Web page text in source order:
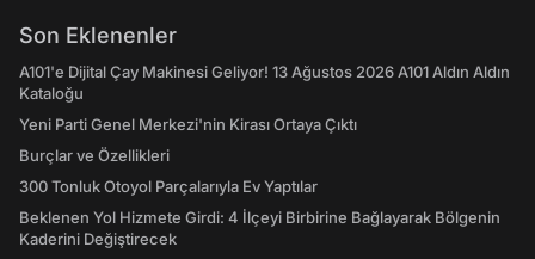
Son Eklenenler
A101'e Dijital Çay Makinesi Geliyor! 13 Ağustos 2026 A101 Aldın Aldın
Kataloğu
Yeni Parti Genel Merkezi'nin Kirası Ortaya Çıktı
Burçlar ve Özellikleri
300 Tonluk Otoyol Parçalarıyla Ev Yaptılar
Beklenen Yol Hizmete Girdi: 4 İlçeyi Birbirine Bağlayarak Bölgenin
Kaderini Değiştirecek